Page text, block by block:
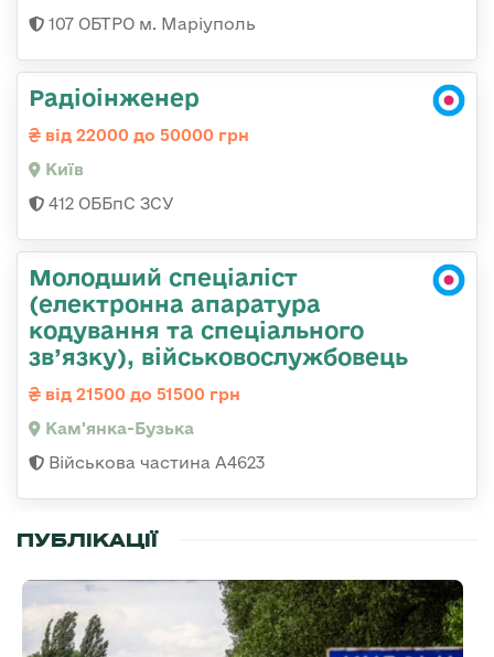
107 ОБТРО м. Маріуполь
Радіоінженер
від 22000 до 50000 грн
Київ
412 ОББпС ЗСУ
Молодший спеціаліст
(електронна апаратура
кодування та спеціального
зв’язку), військовослужбовець
від 21500 до 51500 грн
Кам'янка-Бузька
Військова частина А4623
ПУБЛІКАЦІЇ